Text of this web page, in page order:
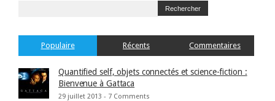
Populaire Récents Commentaires
Quantified self, objets connectés et science-fiction :
Bienvenue à Gattaca
29 juillet 2013 - 7 Comments